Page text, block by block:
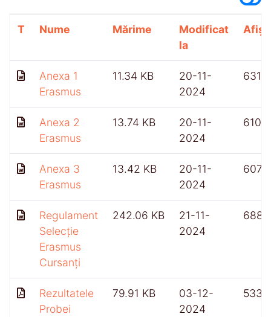
T Nume Mărime
Modificat
la
Anexa 1
Erasmus
11.34 KB
20-11-
2024
631
Anexa 2
Erasmus
13.74 KB
20-11-
2024
610
Anexa 3
Erasmus
13.42 KB
20-11-
2024
607
Regulament
Selecție
Erasmus
Cursanți
242.06 KB
21-11-
2024
688
Rezultatele
Probei
79.91 KB
03-12-
2024
533